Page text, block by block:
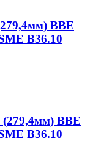
BBE
B36.10
BBE
B36.10